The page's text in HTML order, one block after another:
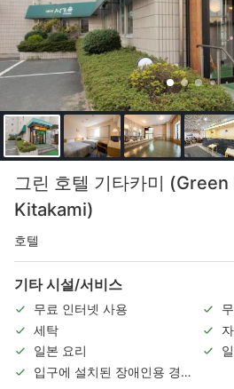
그린 호텔 기타카미
Kitakami)
호텔
기타 시설/서비스
무료 인터넷 사용
세탁
일본 요리
입구에 설치된 장애인용 경사